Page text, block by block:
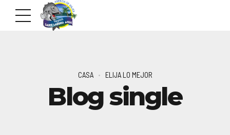
CASA ELIJA LO MEJOR
Blog single